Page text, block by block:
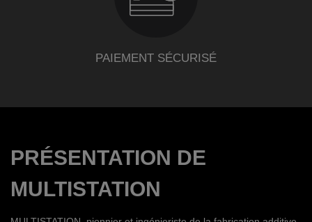
PAIEMENT SÉCURISÉ
PRÉSENTATION DE
MULTISTATION